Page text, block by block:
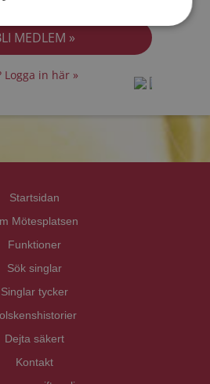
Logga in här »
Startsidan
Mötesplatsen
Funktioner
Sök singlar
Singlar tycker
Dejta säkert
Kontakt